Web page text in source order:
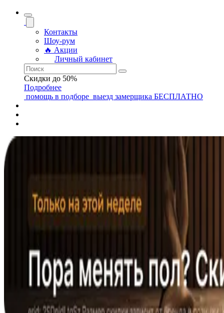
Контакты
Шоу-рум
🔥 Акции
Личный кабинет
Скидки до 50%
Подробнее
помощь в подборе выезд замерщика БЕСПЛАТНО